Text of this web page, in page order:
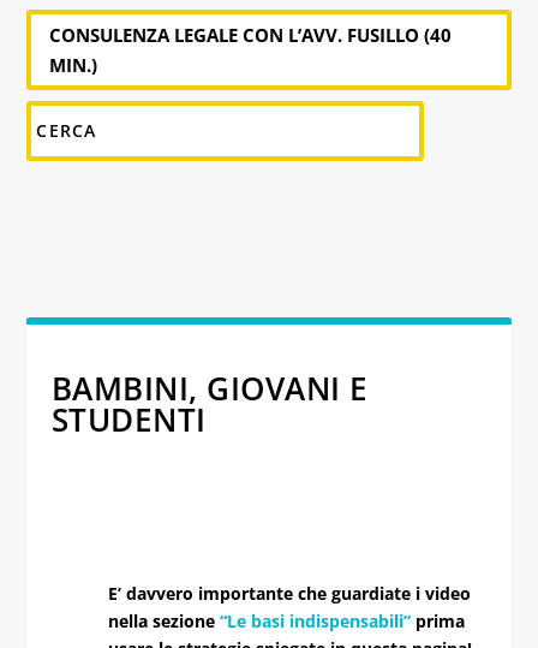
CONSULENZA LEGALE CON L’AVV. FUSILLO (40
MIN.)
BAMBINI, GIOVANI E
STUDENTI
E’ davvero importante che guardiate i video
nella sezione “Le basi indispensabili” prima